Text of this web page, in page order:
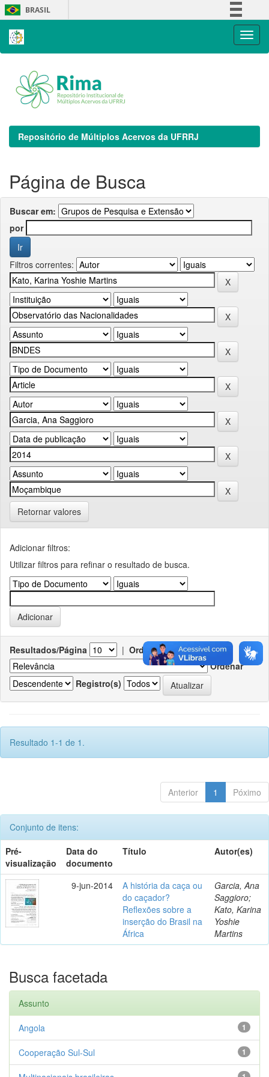
Skip
navigation
BRASIL
Repositório de Múltiplos Acervos da UFRRJ
Página de Busca
Buscar em:
por
Filtros correntes:
Retornar valores
Adicionar filtros:
Utilizar filtros para refinar o resultado de busca.
Resultados/Página | Ordenar registros por
Ordenar
Registro(s)
Resultado 1-1 de 1.
Anterior 1 Póximo
Conjunto de itens:
Pré-
visualização
Data do
documento
Título Autor(es)
9-jun-2014
A história da caça ou
do caçador?
Reflexões sobre a
inserção do Brasil na
África
Garcia, Ana
Saggioro;
Kato, Karina
Yoshie
Martins
Busca facetada
Assunto
1
Angola
1
Cooperação Sul-Sul